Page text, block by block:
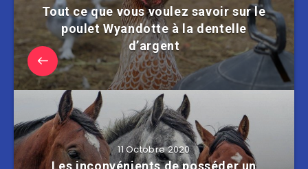
Tout ce que vous voulez savoir sur le
poulet Wyandotte à la dentelle
d’argent
11 Octobre 2020
Les inconvénients de posséder un